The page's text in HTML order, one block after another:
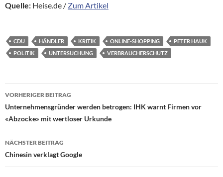
Quelle: Heise.de / Zum Artikel
CDU HÄNDLER KRITIK ONLINE-SHOPPING
PETER HAUK
POLITIK
UNTERSUCHUNG VERBRAUCHERSCHUTZ
Beitragsnavigation
VORHERIGER BEITRAG
Unternehmensgründer werden betrogen: IHK warnt Firmen vor
«Abzocke» mit wertloser Urkunde
NÄCHSTER BEITRAG
Chinesin verklagt Google